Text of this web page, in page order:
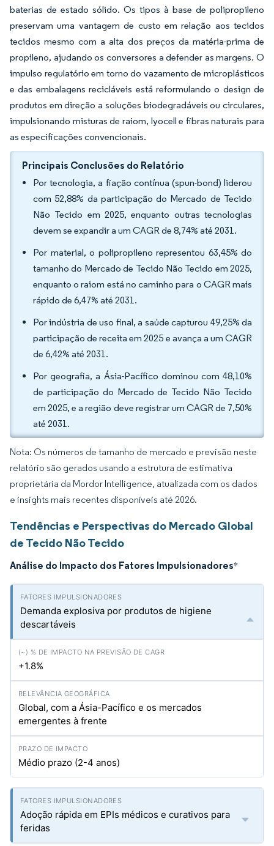
baterias de estado sólido. Os tipos à base de polipropileno
preservam uma vantagem de custo em relação aos tecidos
tecidos mesmo com a alta dos preços da matéria-prima de
propileno, ajudando os conversores a defender as margens. O
impulso regulatório em torno do vazamento de microplásticos
e das embalagens recicláveis está reformulando o design de
produtos em direção a soluções biodegradáveis ou circulares,
impulsionando misturas de raiom, lyocell e fibras naturais para
as especificações convencionais.
Principais Conclusões do Relatório
Por tecnologia, a fiação contínua (spun-bond) liderou
com 52,88% da participação do Mercado de Tecido
Não Tecido em 2025, enquanto outras tecnologias
devem se expandir a um CAGR de 8,74% até 2031.
Por material, o polipropileno representou 63,45% do
tamanho do Mercado de Tecido Não Tecido em 2025,
enquanto o raiom está no caminho para o CAGR mais
rápido de 6,47% até 2031.
Por indústria de uso final, a saúde capturou 49,25% da
participação de receita em 2025 e avança a um CAGR
de 6,42% até 2031.
Por geografia, a Ásia-Pacífico dominou com 48,10%
de participação do Mercado de Tecido Não Tecido
em 2025, e a região deve registrar um CAGR de 7,50%
até 2031.
Nota: Os números de tamanho de mercado e previsão neste
relatório são gerados usando a estrutura de estimativa
proprietária da Mordor Intelligence, atualizada com os dados
e insights mais recentes disponíveis até 2026.
Tendências e Perspectivas do Mercado Global
de Tecido Não Tecido
Análise do Impacto dos Fatores Impulsionadores*
Demanda explosiva por produtos de higiene
descartáveis
+1.8%
Global, com a Ásia-Pacífico e os mercados
emergentes à frente
Médio prazo (2-4 anos)
Adoção rápida em EPIs médicos e curativos para
feridas